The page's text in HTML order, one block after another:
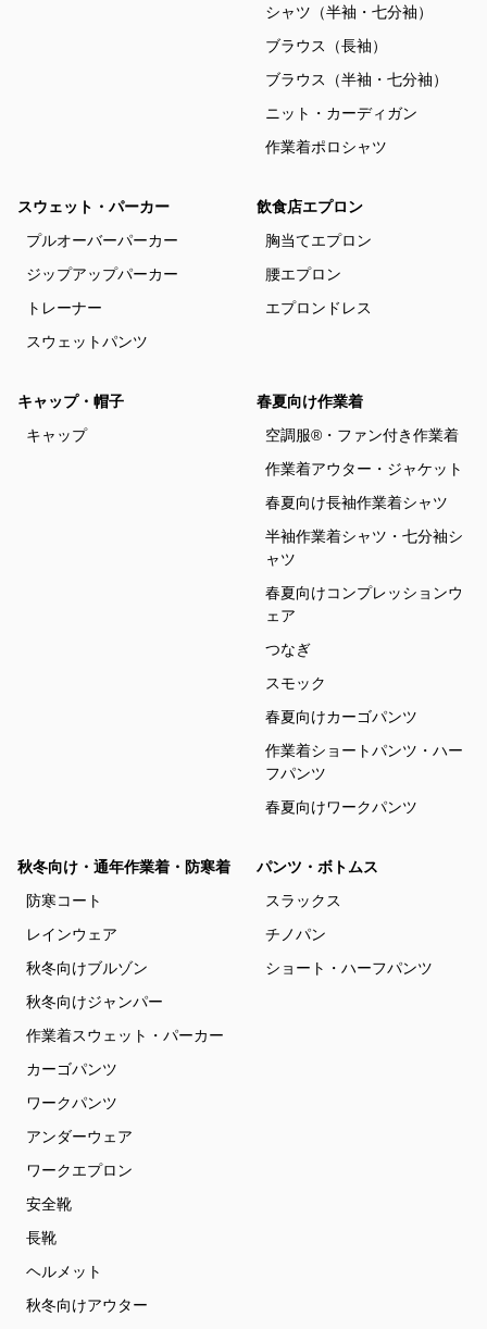
シャツ（半袖・七分袖）
ブラウス（長袖）
ブラウス（半袖・七分袖）
ニット・カーディガン
作業着ポロシャツ
スウェット・パーカー
プルオーバーパーカー
ジップアップパーカー
トレーナー
スウェットパンツ
飲食店エプロン
胸当てエプロン
腰エプロン
エプロンドレス
キャップ・帽子
キャップ
春夏向け作業着
空調服®・ファン付き作業着
作業着アウター・ジャケット
春夏向け長袖作業着シャツ
半袖作業着シャツ・七分袖シ
ャツ
春夏向けコンプレッションウ
ェア
つなぎ
スモック
春夏向けカーゴパンツ
作業着ショートパンツ・ハー
フパンツ
春夏向けワークパンツ
秋冬向け・通年作業着・防寒着
防寒コート
レインウェア
秋冬向けブルゾン
秋冬向けジャンパー
作業着スウェット・パーカー
カーゴパンツ
ワークパンツ
アンダーウェア
ワークエプロン
安全靴
長靴
ヘルメット
秋冬向けアウター
パンツ・ボトムス
スラックス
チノパン
ショート・ハーフパンツ